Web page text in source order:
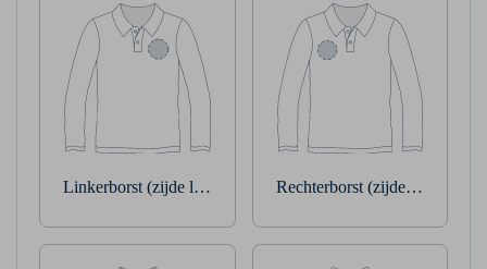
Linkerborst (zijde linkerarm) Rechterborst (zijde